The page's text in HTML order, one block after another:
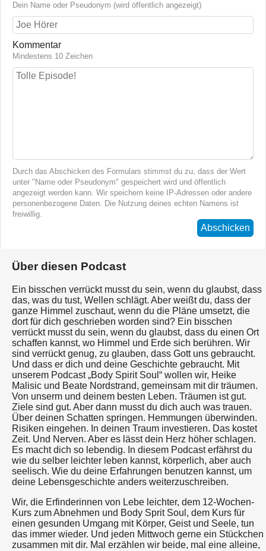
Dein Name oder Pseudonym (wird öffentlich angezeigt)
Kommentar
Mindestens 10 Zeichen
Durch das Abschicken des Formulars stimmst du zu, dass der Wert
unter "Name oder Pseudonym" gespeichert wird und öffentlich
angezeigt werden kann. Wir speichern keine IP-Adressen oder andere
personenbezogene Daten. Die Nutzung deines echten Namens ist
freiwillig.
Abschicken
Über diesen Podcast
Ein bisschen verrückt musst du sein, wenn du glaubst, dass
das, was du tust, Wellen schlägt. Aber weißt du, dass der
ganze Himmel zuschaut, wenn du die Pläne umsetzt, die
dort für dich geschrieben worden sind? Ein bisschen
verrückt musst du sein, wenn du glaubst, dass du einen Ort
schaffen kannst, wo Himmel und Erde sich berühren. Wir
sind verrückt genug, zu glauben, dass Gott uns gebraucht.
Und dass er dich und deine Geschichte gebraucht. Mit
unserem Podcast „Body Spirit Soul“ wollen wir, Heike
Malisic und Beate Nordstrand, gemeinsam mit dir träumen.
Von unserm und deinem besten Leben. Träumen ist gut.
Ziele sind gut. Aber dann musst du dich auch was trauen.
Über deinen Schatten springen. Hemmungen überwinden.
Risiken eingehen. In deinen Traum investieren. Das kostet
Zeit. Und Nerven. Aber es lässt dein Herz höher schlagen.
Es macht dich so lebendig. In diesem Podcast erfährst du
wie du selber leichter leben kannst, körperlich, aber auch
seelisch. Wie du deine Erfahrungen benutzen kannst, um
deine Lebensgeschichte anders weiterzuschreiben.
Wir, die Erfinderinnen von Lebe leichter, dem 12-Wochen-
Kurs zum Abnehmen und Body Sprit Soul, dem Kurs für
einen gesunden Umgang mit Körper, Geist und Seele, tun
das immer wieder. Und jeden Mittwoch gerne ein Stückchen
zusammen mit dir. Mal erzählen wir beide, mal eine alleine,